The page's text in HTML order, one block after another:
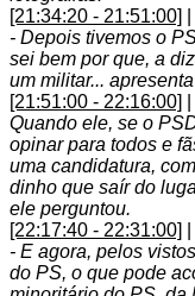
[21:34:20 - 21:51:00]
- Depois tivemos o
sei bem por que, a
um militar...
[21:51:00 - 22:16:00]
Quando ele, se o
opinar para todos e
uma candidatura,
dinho que saír do
ele perguntou.
[22:17:40 - 22:31:00]
- E agora, pelos
do PS, o que pode